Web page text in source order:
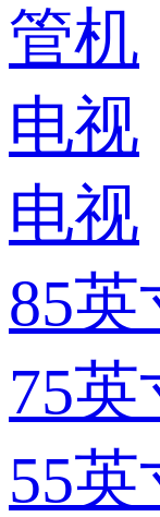
管机
电视
电视
85
75英
55英